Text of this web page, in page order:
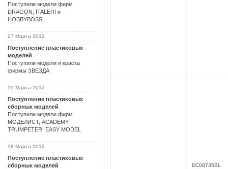
Поступили модели фирм
DRAGON, ITALERI и
HOBBYBOSS
27 Марта 2012
Поступление пластиковых
моделей
Поступили модели и краска
фирмы ЗВЕЗДА
19 Марта 2012
Поступление пластиковых
сборных моделей
Поступили модели фирм
МОДЕЛИСТ, ACADEMY,
TRUMPETER, EASY MODEL
18 Марта 2012
Поступление пластиковых
сборных моделей
DC08735BL